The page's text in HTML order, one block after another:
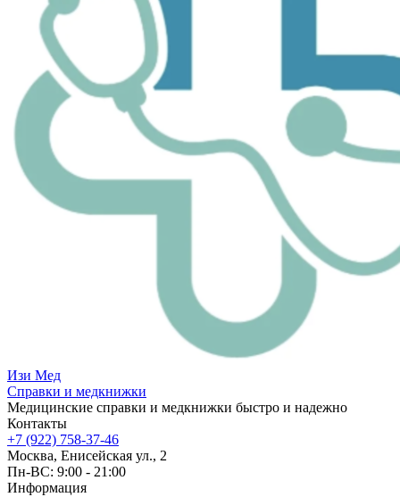
Изи Мед
Справки и медкнижки
Медицинские справки и медкнижки быстро и надежно
Контакты
+7 (922) 758-37-46
Москва, Енисейская ул., 2
Пн-ВС: 9:00 - 21:00
Информация